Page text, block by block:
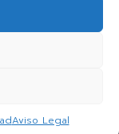
Aviso Legal